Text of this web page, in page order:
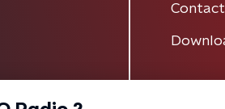
Contact